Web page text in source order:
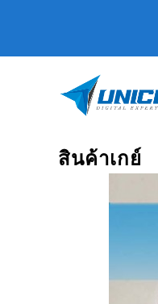
สินค้าเกย์